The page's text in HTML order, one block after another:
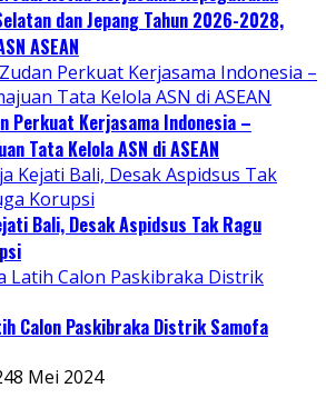
dan Jepang Tahun 2026-2028,
ASEAN
Perkuat Kerjasama Indonesia –
Tata Kelola ASN di ASEAN
Bali, Desak Aspidsus Tak Ragu
Calon Paskibraka Distrik Samofa
8 Mei 2024